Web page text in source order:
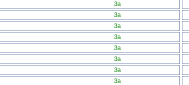
За
За
За
За
За
За
За
За